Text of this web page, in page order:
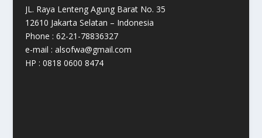
JL. Raya Lenteng Agung Barat No. 35
12610 Jakarta Selatan – Indonesia
Phone : 62-21-78836327
e-mail : alsofwa@gmail.com
HP : 0818 0600 8474